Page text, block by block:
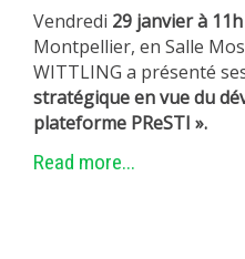
Vendredi 29 janvier à 11h
Montpellier, en Salle
WITTLING a présenté
stratégique en vue du
plateforme PReSTI ».
Read more...